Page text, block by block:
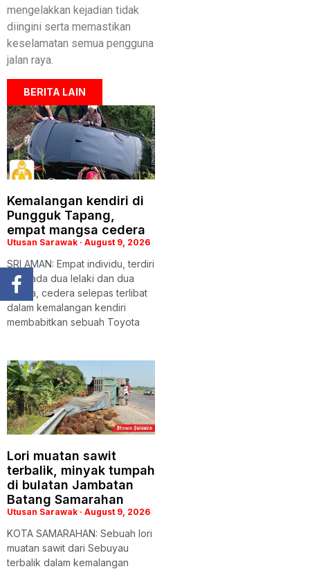
mengelakkan kejadian tidak
diingini serta memastikan
keselamatan semua pengguna
jalan raya.
BERITA LAIN
Kemalangan kendiri di
Pungguk Tapang,
empat mangsa cedera
Utusan Sarawak August 9, 2026
SRI AMAN: Empat individu, terdiri
daripada dua lelaki dan dua
wanita, cedera selepas terlibat
dalam kemalangan kendiri
membabitkan sebuah Toyota
Lori muatan sawit
terbalik, minyak tumpah
di bulatan Jambatan
Batang Samarahan
Utusan Sarawak August 9, 2026
KOTA SAMARAHAN: Sebuah lori
muatan sawit dari Sebuyau
terbalik dalam kemalangan